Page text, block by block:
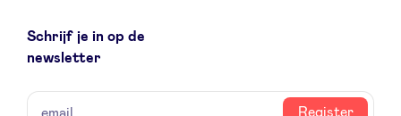
Schrijf je in op de
newsletter
naam
email
Register